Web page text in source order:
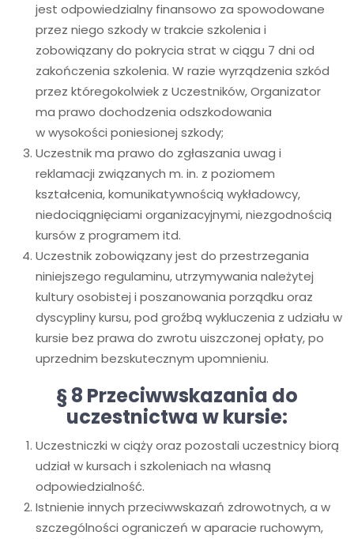
jest odpowiedzialny finansowo za spowodowane
przez niego szkody w trakcie szkolenia i
zobowiązany do pokrycia strat w ciągu 7 dni od
zakończenia szkolenia. W razie wyrządzenia szkód
przez któregokolwiek z Uczestników, Organizator
ma prawo dochodzenia odszkodowania
w wysokości poniesionej szkody;
Uczestnik ma prawo do zgłaszania uwag i
reklamacji związanych m. in. z poziomem
kształcenia, komunikatywnością wykładowcy,
niedociągnięciami organizacyjnymi, niezgodnością
kursów z programem itd.
Uczestnik zobowiązany jest do przestrzegania
niniejszego regulaminu, utrzymywania należytej
kultury osobistej i poszanowania porządku oraz
dyscypliny kursu, pod groźbą wykluczenia z udziału w
kursie bez prawa do zwrotu uiszczonej opłaty, po
uprzednim bezskutecznym upomnieniu.
§ 8 Przeciwwskazania do
uczestnictwa w kursie:
Uczestniczki w ciąży oraz pozostali uczestnicy biorą
udział w kursach i szkoleniach na własną
odpowiedzialność.
Istnienie innych przeciwwskazań zdrowotnych, a w
szczególności ograniczeń w aparacie ruchowym,